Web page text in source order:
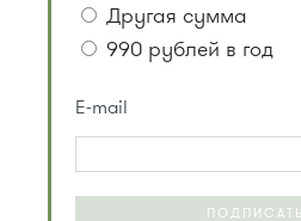
Другая сумма
990 рублей в год
E-mail